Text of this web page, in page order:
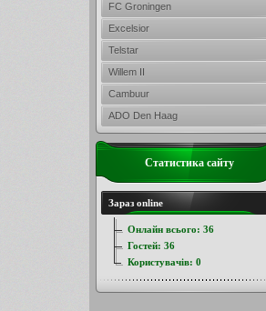
FC Groningen
Excelsior
Telstar
Willem II
Cambuur
ADO Den Haag
Статистика сайту
Зараз online
Онлайн всього: 36
Гостей: 36
Користувачів: 0